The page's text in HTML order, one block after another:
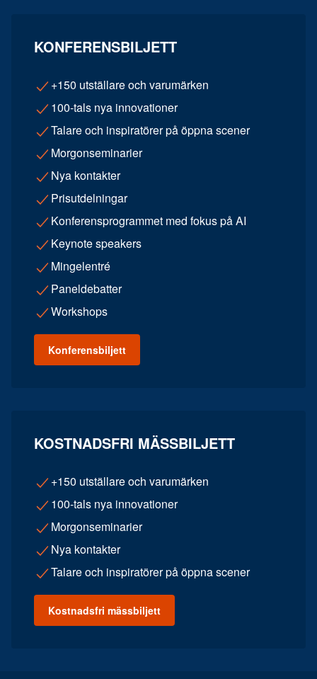
KONFERENSBILJETT
+150 utställare och varumärken
100-tals nya innovationer
Talare och inspiratörer på öppna scener
Morgonseminarier
Nya kontakter
Prisutdelningar
Konferensprogrammet med fokus på AI
Keynote speakers
Mingelentré
Paneldebatter
Workshops
Konferensbiljett
KOSTNADSFRI MÄSSBILJETT
+150 utställare och varumärken
100-tals nya innovationer
Morgonseminarier
Nya kontakter
Talare och inspiratörer på öppna scener
Kostnadsfri mässbiljett